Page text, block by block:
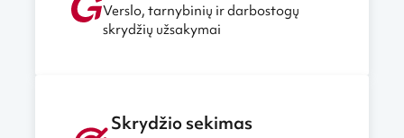
Verslo, tarnybinių ir darbostogų
skrydžių užsakymai
Skrydžio sekimas